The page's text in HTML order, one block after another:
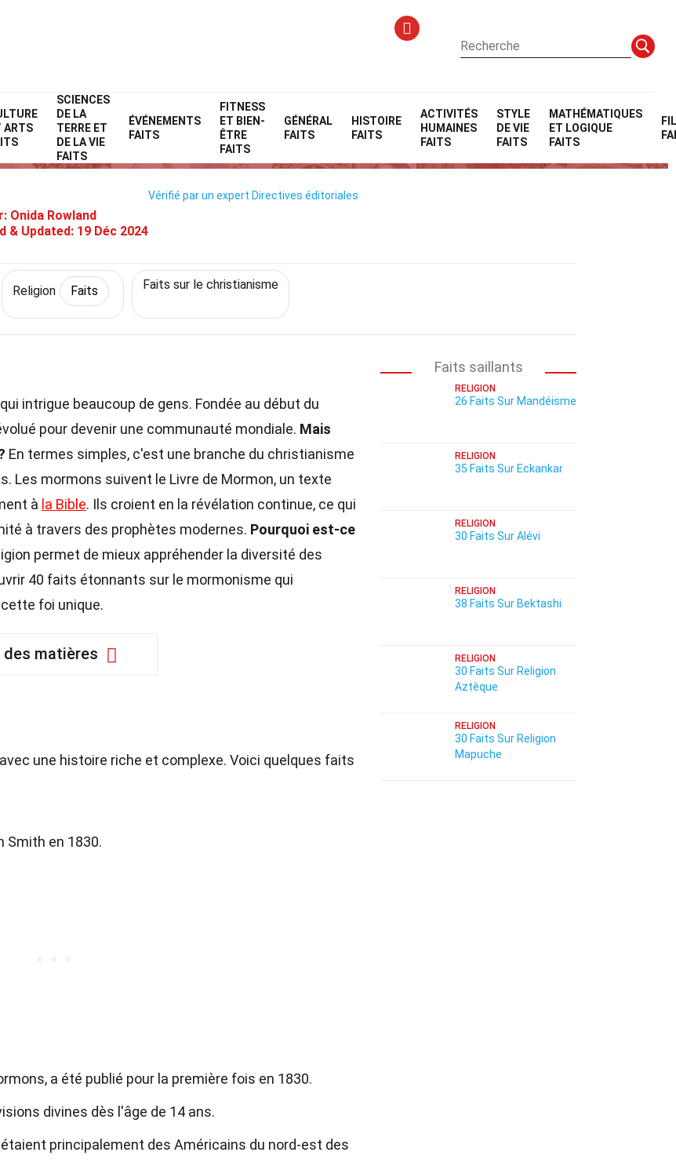
ARTS
SCIENCES
DE LA
TERRE ET
DE LA VIE
FAITS
ÉVÉNEMENTS
FAITS
FITNESS
ET BIEN-
ÊTRE
FAITS
GÉNÉRAL
FAITS
HISTOIRE
FAITS
ACTIVITÉS
HUMAINES
FAITS
STYLE
DE VIE
FAITS
MATHÉMATIQUES
ET LOGIQUE
FAITS
Home Histoire ReligionFaits
40 Faits Sur Mormonisme
Onida Rowland
& Updated: 19 Déc 2024
Vérifié par un expert Directives éditoriales
Religion Faits Faits sur le christianisme
intrigue beaucoup de gens. Fondée au début du
pour devenir une communauté mondiale. Mais
En termes simples, c'est une branche du christianisme
Les mormons suivent le Livre de Mormon, un texte
à la Bible. Ils croient en la révélation continue, ce qui
à travers des prophètes modernes. Pourquoi est-ce
permet de mieux appréhender la diversité des
40 faits étonnants sur le mormonisme qui
foi unique.
des matières
une histoire riche et complexe. Voici quelques faits
Smith en 1830.
a été publié pour la première fois en 1830.
divines dès l'âge de 14 ans.
principalement des Américains du nord-est des
Faits saillants
RELIGION
26 Faits Sur Mandéisme
RELIGION
35 Faits Sur Eckankar
RELIGION
30 Faits Sur Alévi
RELIGION
38 Faits Sur Bektashi
RELIGION
30 Faits Sur Religion
Aztèque
RELIGION
30 Faits Sur Religion
Mapuche